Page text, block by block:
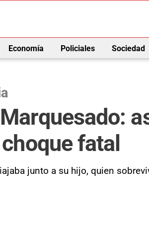
Economía Policiales Sociedad
fatal
junto a su hijo, quien